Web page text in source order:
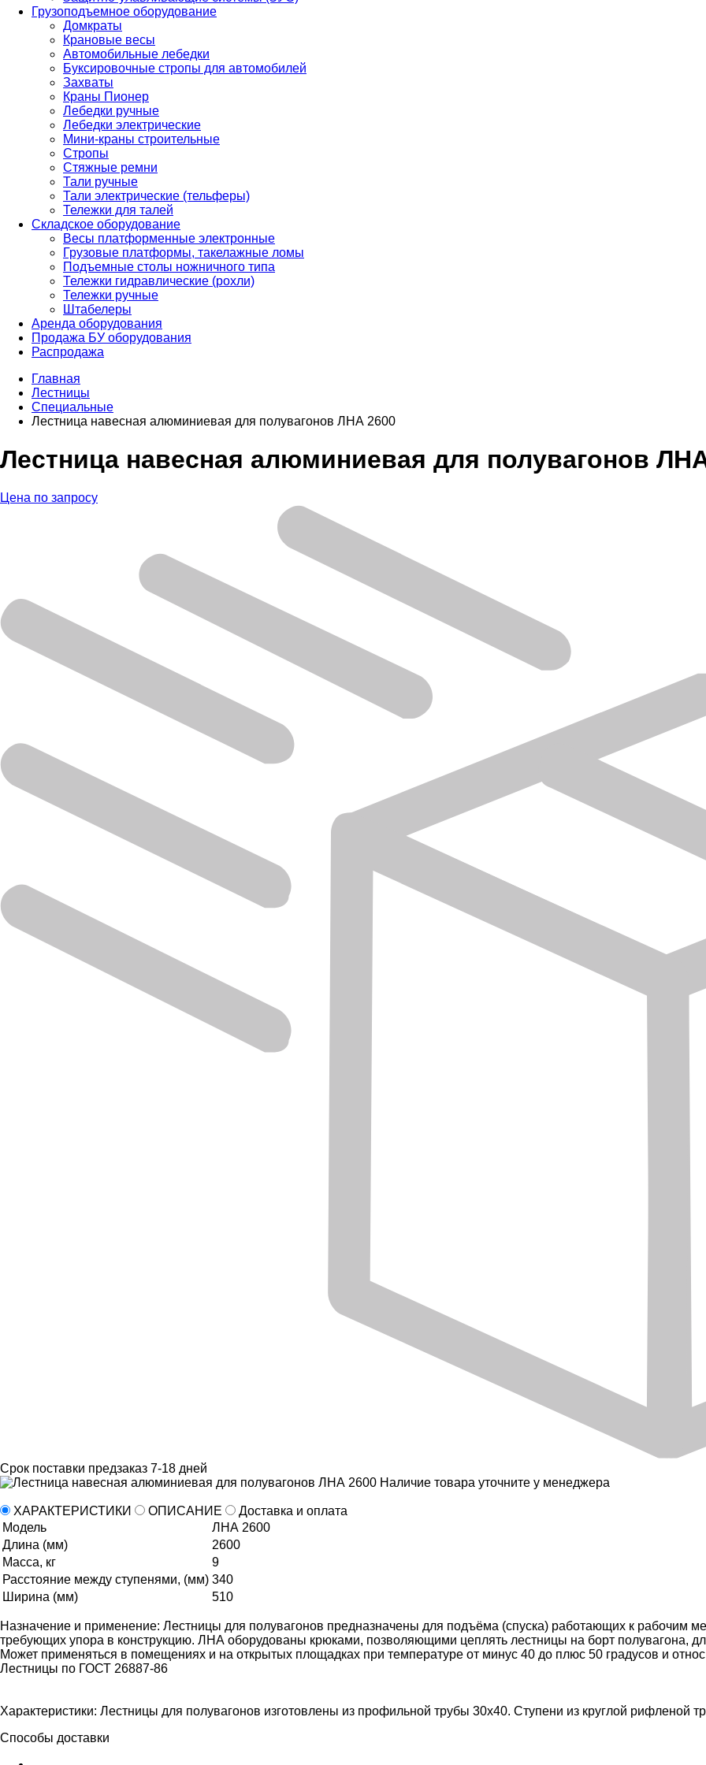
Грузоподъемное оборудование
Домкраты
Крановые весы
Автомобильные лебедки
Буксировочные стропы для автомобилей
Захваты
Краны Пионер
Лебедки ручные
Лебедки электрические
Мини-краны строительные
Стропы
Стяжные ремни
Тали ручные
Тали электрические (тельферы)
Тележки для талей
Складское оборудование
Весы платформенные электронные
Грузовые платформы, такелажные ломы
Подъемные столы ножничного типа
Тележки гидравлические (рохли)
Тележки ручные
Штабелеры
Аренда оборудования
Продажа БУ оборудования
Распродажа
Главная
Лестницы
Специальные
Лестница навесная алюминиевая для полувагонов ЛНА 2600
Лестница навесная алюминиевая для полувагонов
Цена по запросу
Срок поставки предзаказ 7-18 дней
Наличие товара уточните у менеджера
ХАРАКТЕРИСТИКИ ОПИСАНИЕ
Доставка и оплата
Модель
ЛНА 2600
Длина (мм)
2600
Масса, кг
9
Расстояние между ступенями, (мм) 340
Ширина (мм)
510
Назначение и применение: Лестницы для полувагонов предназначены для подъёма (спуска) работающих к рабочим
требующих упора в конструкцию. ЛНА оборудованы крюками, позволяющими цеплять лестницы на борт полувагона,
Может применяться в помещениях и на открытых площадках при температуре от минус 40 до плюс 50 градусов и
Лестницы по ГОСТ 26887-86
Характеристики: Лестницы для полувагонов изготовлены из профильной трубы 30х40. Ступени из круглой рифленой
Способы доставки